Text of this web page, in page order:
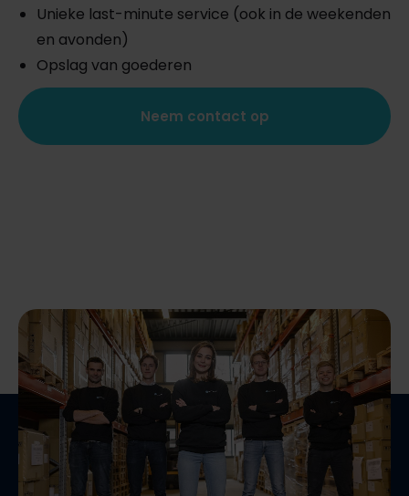
Unieke last-minute service (ook in de weekenden
en avonden)
Opslag van goederen
Neem contact op